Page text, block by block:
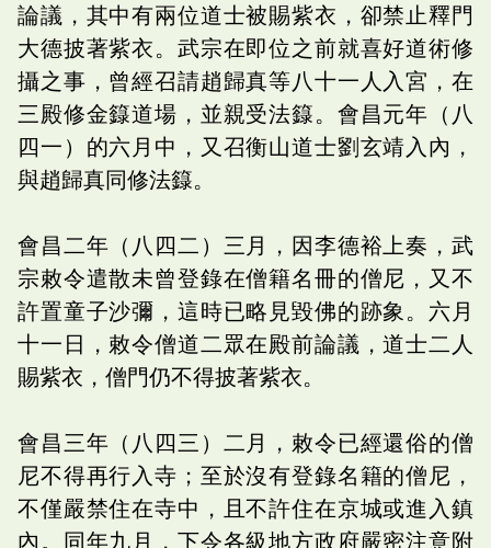
論議，其中有兩位道士被賜紫衣，卻禁止釋門
大德披著紫衣。武宗在即位之前就喜好道術修
攝之事，曾經召請趙歸真等八十一人入宮，在
三殿修金籙道場，並親受法籙。會昌元年（八
四一）的六月中，又召衡山道士劉玄靖入內，
與趙歸真同修法籙。
會昌二年（八四二）三月，因李德裕上奏，武
宗敕令遣散未曾登錄在僧籍名冊的僧尼，又不
許置童子沙彌，這時已略見毀佛的跡象。六月
十一日，敕令僧道二眾在殿前論議，道士二人
賜紫衣，僧門仍不得披著紫衣。
會昌三年（八四三）二月，敕令已經還俗的僧
尼不得再行入寺；至於沒有登錄名籍的僧尼，
不僅嚴禁住在寺中，且不許住在京城或進入鎮
內。同年九月，下令各級地方政府嚴密注意附